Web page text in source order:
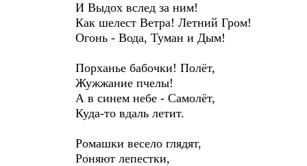
И Выдох вслед за ним!
Как шелест Ветра! Летний Гром!
Огонь - Вода, Туман и Дым!
Порханье бабочки! Полёт,
Жужжание пчелы!
А в синем небе - Самолёт,
Куда-то вдаль летит.
Ромашки весело глядят,
Роняют лепестки,